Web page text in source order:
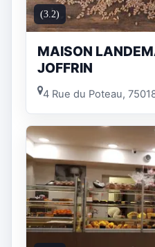
(3.2)
MAISON
JOFFRIN
4 Rue du Poteau,